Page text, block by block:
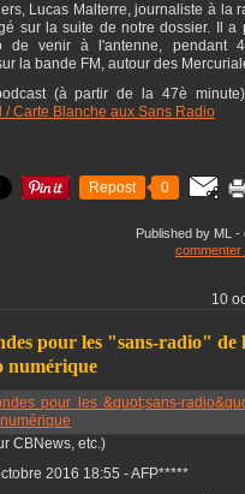
Lucas Malterre, journaliste à la
sur la suite de notre dossier. Il a
de venir à l'antenne, pendant
la bande FM, autour des
(à partir de la 47è
Carte Blanche aux Sans Radio
Repost 0
Published by ML -
commenter
10
pour les "sans-radio" de
numérique
CBNews, etc.)
2016 18:55 - AFP*****